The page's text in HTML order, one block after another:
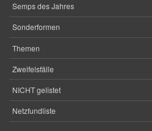
Semps des Jahres
Sonderformen
Themen
Zweifelsfälle
NICHT gelistet
Netzfundliste